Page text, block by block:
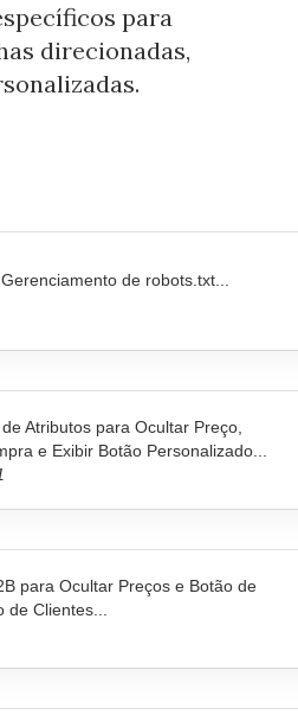
para
direcionadas,
de robots.txt...
Atributos para Ocultar Preço,
e Exibir Botão Personalizado...
para Ocultar Preços e Botão de
Clientes...